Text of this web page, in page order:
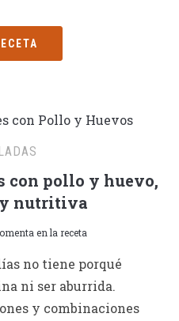
con pollo y huevo,
nutritiva
en la receta
no tiene porqué
ni ser aburrida.
y combinaciones